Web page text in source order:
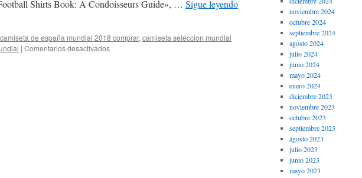
Shirts Book: A Condoisseurs Guide», … Sigue leyendo
camiseta de españa mundial 2018 comprar, camiseta seleccion mundial
| Comentarios desactivadosen
noviembre 2024
octubre 2024
septiembre 2024
agosto 2024
julio 2024
junio 2024
mayo 2024
enero 2024
diciembre 2023
noviembre 2023
octubre 2023
septiembre 2023
agosto 2023
julio 2023
junio 2023
mayo 2023